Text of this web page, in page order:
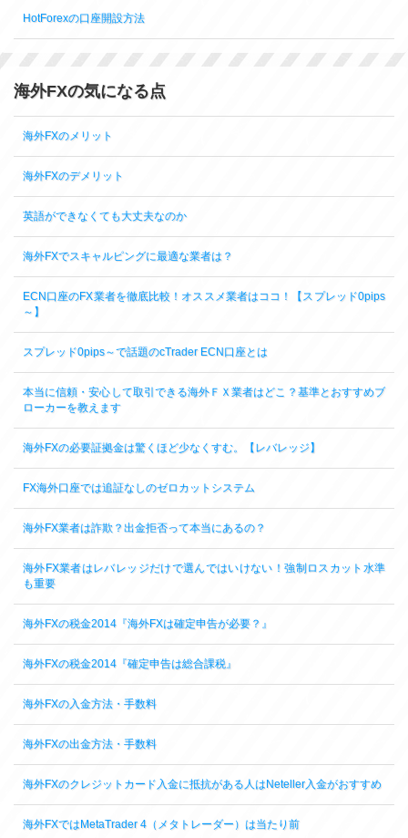
HotForexの口座開設方法
海外FXの気になる点
海外FXのメリット
海外FXのデメリット
英語ができなくても大丈夫なのか
海外FXでスキャルピングに最適な業者は？
ECN口座のFX業者を徹底比較！オススメ業者はココ！【スプレッド0pips
～】
スプレッド0pips～で話題のcTrader ECN口座とは
本当に信頼・安心して取引できる海外ＦＸ業者はどこ？基準とおすすめブ
ローカーを教えます
海外FXの必要証拠金は驚くほど少なくすむ。【レバレッジ】
FX海外口座では追証なしのゼロカットシステム
海外FX業者は詐欺？出金拒否って本当にあるの？
海外FX業者はレバレッジだけで選んではいけない！強制ロスカット水準
も重要
海外FXの税金2014『海外FXは確定申告が必要？』
海外FXの税金2014『確定申告は総合課税』
海外FXの入金方法・手数料
海外FXの出金方法・手数料
海外FXのクレジットカード入金に抵抗がある人はNeteller入金がおすすめ
海外FXではMetaTrader 4（メタトレーダー）は当たり前